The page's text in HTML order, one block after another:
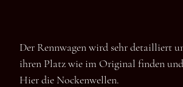
Der Rennwagen wird sehr detailliert
ihren Platz wie im Original finden
Hier die Nockenwellen.